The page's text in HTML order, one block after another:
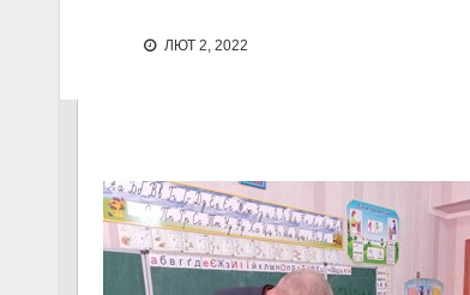
ЛЮТ 2, 2022